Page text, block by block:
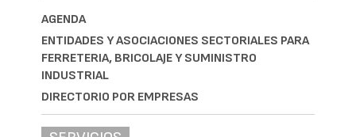
AGENDA
ENTIDADES Y ASOCIACIONES SECTORIALES PARA
FERRETERIA, BRICOLAJE Y SUMINISTRO
INDUSTRIAL
DIRECTORIO POR EMPRESAS